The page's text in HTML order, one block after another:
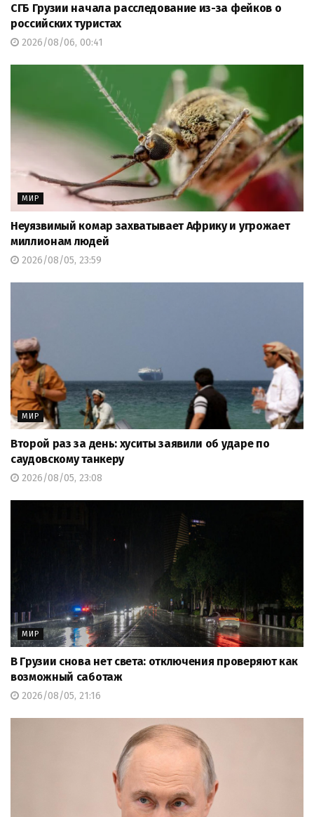
СГБ Грузии начала расследование из-за фейков о
российских туристах
2026/08/06, 00:41
МИР
Неуязвимый комар захватывает Африку и угрожает
миллионам людей
2026/08/05, 23:59
МИР
Второй раз за день: хуситы заявили об ударе по
саудовскому танкеру
2026/08/05, 23:08
МИР
В Грузии снова нет света: отключения проверяют как
возможный саботаж
2026/08/05, 21:16